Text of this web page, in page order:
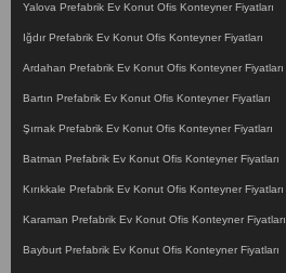
Yalova Prefabrik Ev Konut Ofis Konteyner Fiyatları
Iğdır Prefabrik Ev Konut Ofis Konteyner Fiyatları
Ardahan Prefabrik Ev Konut Ofis Konteyner Fiyatları
Bartın Prefabrik Ev Konut Ofis Konteyner Fiyatları
Şırnak Prefabrik Ev Konut Ofis Konteyner Fiyatları
Batman Prefabrik Ev Konut Ofis Konteyner Fiyatları
Kırıkkale Prefabrik Ev Konut Ofis Konteyner Fiyatları
Karaman Prefabrik Ev Konut Ofis Konteyner Fiyatları
Bayburt Prefabrik Ev Konut Ofis Konteyner Fiyatları